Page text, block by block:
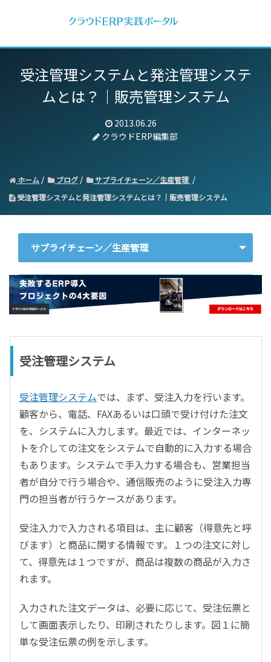
受注管理システムと発注管理システ
ムとは？｜販売管理システム
2013.06.26
クラウドERP編集部
ホーム ブログ
サプライチェーン／生産管理
受注管理システムと発注管理システムとは？｜販売管理システム
サプライチェーン／生産管理
ERP
会計
CRM／営業支援／Eコマース
データ分析／BI
BPR／業務改善
受注管理システム
受注管理システムでは、まず、受注入力を行います。
顧客から、電話、FAXあるいは口頭で受け付けた注文
を、システムに入力します。最近では、インターネッ
トを介しての注文をシステムで自動的に入力する場合
もあります。システムで手入力する場合も、営業担当
者が自分で行う場合や、通信販売のように受注入力専
門の担当者が行うケースがあります。
受注入力で入力される項目は、主に顧客（得意先と呼
びます）と商品に関する情報です。１つの注文に対し
て、得意先は１つですが、商品は複数の商品が入力さ
れます。
入力された注文データは、必要に応じて、受注伝票と
して画面表示したり、印刷されたりします。図１に簡
単な受注伝票の例を示します。